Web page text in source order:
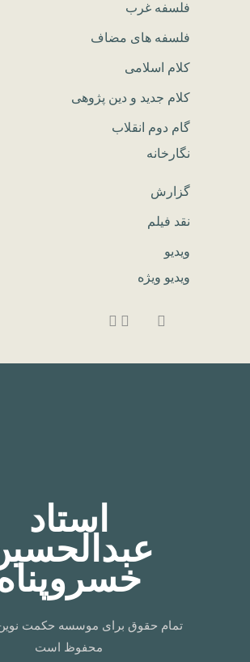
فلسفه غرب
فلسفه های مضاف
کلام اسلامی
کلام جدید و دین پژوهی
گام دوم انقلاب
نگارخانه
گزارش
نقد فیلم
ویدیو
ویدیو ویژه
استاد
تمام حقوق برای موسسه حکمت
محفوظ است